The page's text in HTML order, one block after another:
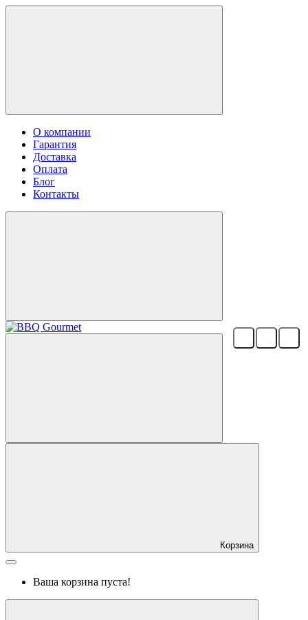
О компании
Гарантия
Доставка
Оплата
Блог
Контакты
Корзина
Ваша корзина пуста!